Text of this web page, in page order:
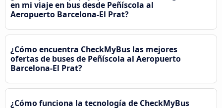
en mi viaje en bus desde Peñíscola al
Aeropuerto Barcelona-El Prat?
¿Cómo encuentra CheckMyBus las mejores
ofertas de buses de Peñíscola al Aeropuerto
Barcelona-El Prat?
¿Cómo funciona la tecnología de CheckMyBus